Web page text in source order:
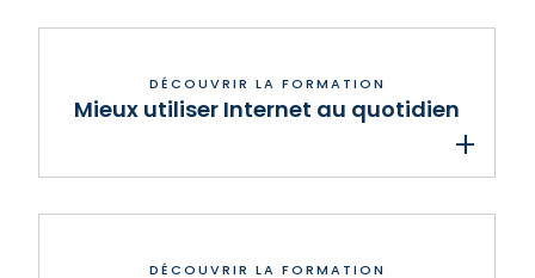
Mieux utiliser Internet au quotidien